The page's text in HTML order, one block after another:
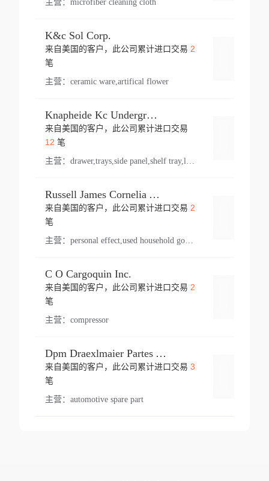
主营： microfiber cleaning cloth
K&c Sol Corp.
来自美国的客户，此公司累计进口交易 2
笔
主营： ceramic ware,artifical flower
Knapheide Kc Underground
来自美国的客户，此公司累计进口交易
12 笔
主营：
Russell James Cornelia Arlington Va
来自美国的客户，此公司累计进口交易 2
笔
主营： personal effect,used household goods
C O Cargoquin Inc.
来自美国的客户，此公司累计进口交易 2
笔
主营： compressor
Dpm Draexlmaier Partes Automotrices Corr Ind Huejotzingo
来自美国的客户，此公司累计进口交易 3
笔
主营： automotive spare part